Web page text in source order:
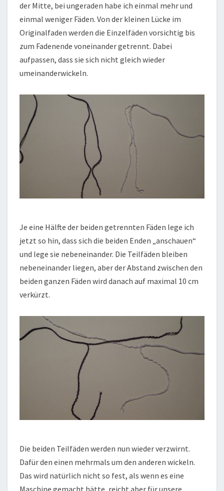
der Mitte, bei ungeraden habe ich einmal mehr und
einmal weniger Fäden. Von der kleinen Lücke im
Originalfaden werden die Einzelfäden vorsichtig bis
zum Fadenende voneinander getrennt. Dabei
aufpassen, dass sie sich nicht gleich wieder
umeinanderwickeln.
Je eine Hälfte der beiden getrennten Fäden lege ich
jetzt so hin, dass sich die beiden Enden „anschauen“
und lege sie nebeneinander. Die Teilfäden bleiben
nebeneinander liegen, aber der Abstand zwischen den
beiden ganzen Fäden wird danach auf maximal 10 cm
verkürzt.
Die beiden Teilfäden werden nun wieder verzwirnt.
Dafür den einen mehrmals um den anderen wickeln.
Das wird natürlich nicht so fest, als wenn es eine
Maschine gemacht hätte, reicht aber für unsere